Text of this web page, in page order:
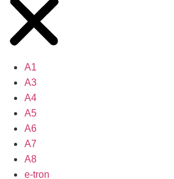
A1
A3
A4
A5
A6
A7
A8
e-tron